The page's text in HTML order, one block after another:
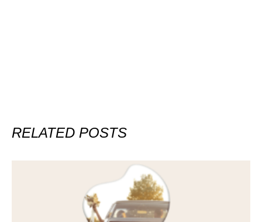
RELATED POSTS